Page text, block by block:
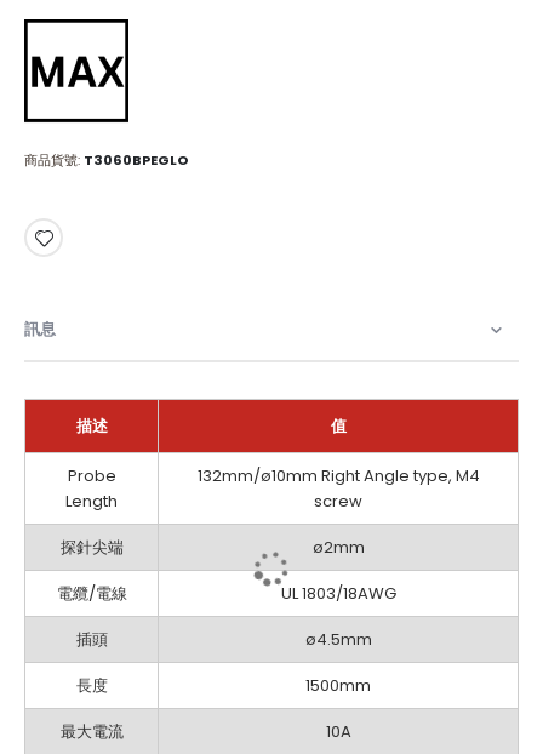
商品貨號 T3060BPEGLO
訊息
描述 值
Probe
Length
132mm/ø10mm Right Angle type, M4
screw
探針尖端
ø2mm
電纜/電線
UL 1803/18AWG
插頭
ø4.5mm
長度
1500mm
最大電流
10A